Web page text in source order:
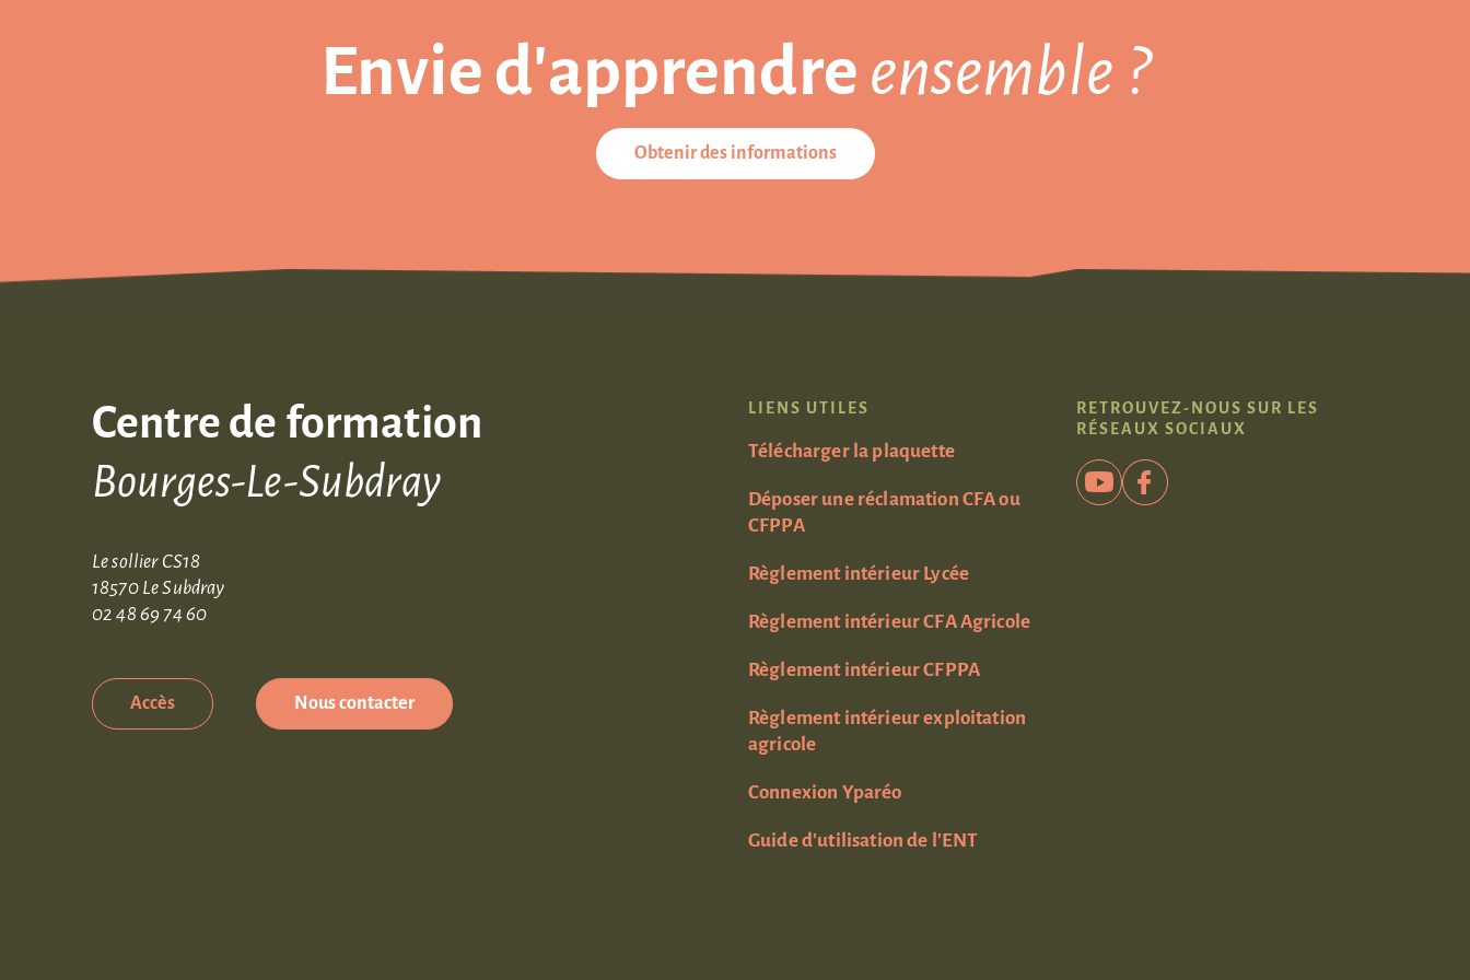
Envie d'apprendre ensemble ?
Obtenir des informations
Centre de formation
Bourges-Le-Subdray
Le sollier CS18
18570 Le Subdray
02 48 69 74 60
Accès Nous contacter
LIENS UTILES
Télécharger la plaquette
Déposer une réclamation CFA ou
CFPPA
Règlement intérieur Lycée
Règlement intérieur CFA Agricole
Règlement intérieur CFPPA
Règlement intérieur exploitation
agricole
Connexion Yparéo
Guide d'utilisation de l'ENT
RETROUVEZ-NOUS SUR LES
RÉSEAUX SOCIAUX